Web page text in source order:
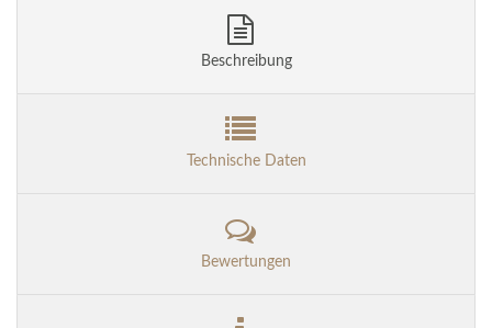
Beschreibung
Technische Daten
Bewertungen